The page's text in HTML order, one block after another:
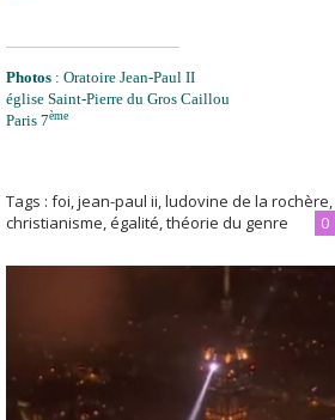
Photos : Oratoire Jean-Paul II
église Saint-Pierre du Gros Caillou
Paris 7ème
Tags : foi,jean-paul ii,ludovine de la rochère,
christianisme,égalité,théorie du genre 0